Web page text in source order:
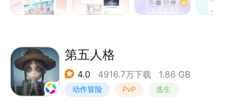
第五人格
4.0 4916.7万下载 1.86 GB
动作冒险 PvP 逃生